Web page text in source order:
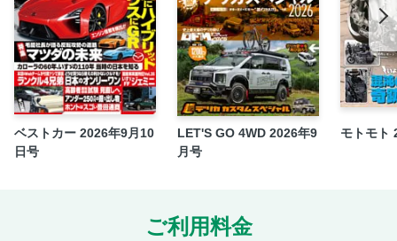
A110 GT4 生まれながらに勝利の遺伝子を宿す、GT4が証
明するアルピーヌの本質。
A110 R 70 究極？ それとも負の極み？最後期に輝いた＂R
＂の正体。
極上のシャシーにレーシングの情熱を、BBSが引き出すA110
SPECIAL ARTICLE｜ 操る楽しみと性能の最大化を両立す
ロッシュボボアが提案する哲学、暮らしの芸術が日常を自分
ベストカー 2026年9月10
日号
LET'S GO 4WD 2026年9
月号
モトモト
ご利用料金